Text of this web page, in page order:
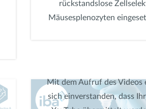
rückstandslose
Mäusesplenozyten
Mit dem Aufruf des Videos
sich einverstanden, dass